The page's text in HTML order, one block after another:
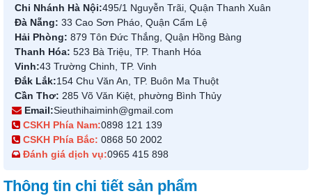
Chi Nhánh Hà Nội:495/1 Nguyễn Trãi, Quận Thanh Xuân
Đà Nẵng: 33 Cao Sơn Pháo, Quận Cẩm Lệ
Hải Phòng: 879 Tôn Đức Thắng, Quận Hồng Bàng
Thanh Hóa: 523 Bà Triệu, TP. Thanh Hóa
Vinh:43 Trường Chinh, TP. Vinh
Đắk Lắk:154 Chu Văn An, TP. Buôn Ma Thuột
Cần Thơ: 285 Võ Văn Kiệt, phường Bình Thủy
Email:Sieuthihaiminh@gmail.com
CSKH Phía Nam:0898 121 139
CSKH Phía Bắc: 0868 50 2002
Đánh giá dịch vụ:0965 415 898
Thông tin chi tiết sản phẩm